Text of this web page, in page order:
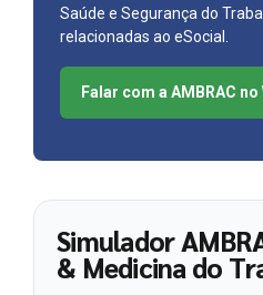
Saúde e Segurança do
relacionadas ao eSocial.
Falar com a AMBRAC
Simulador
& Medicina do